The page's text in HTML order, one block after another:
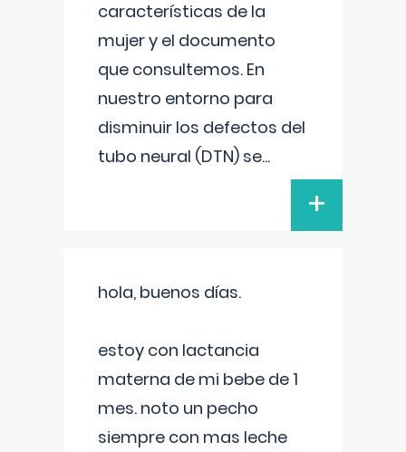
características de la
mujer y el documento
que consultemos. En
nuestro entorno para
disminuir los defectos del
tubo neural (DTN) se...
+
hola, buenos días.
estoy con lactancia
materna de mi bebe de 1
mes. noto un pecho
siempre con mas leche